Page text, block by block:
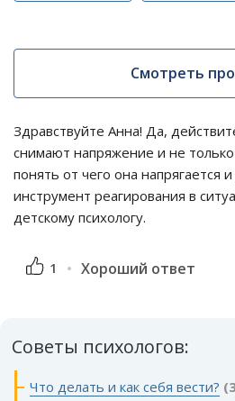
Смотреть
Здравствуйте Анна! Да,
снимают напряжение и не
понять от чего она напрягается
инструмент реагирования в
детскому психологу.
1 Хороший ответ
Советы психологов:
Что делать и как себя вести?